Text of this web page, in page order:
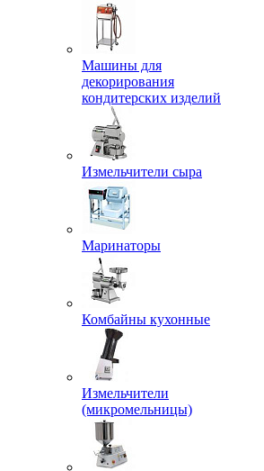
Машины для
декорирования
кондитерских изделий
Измельчители сыра
Маринаторы
Комбайны кухонные
Измельчители
(микромельницы)